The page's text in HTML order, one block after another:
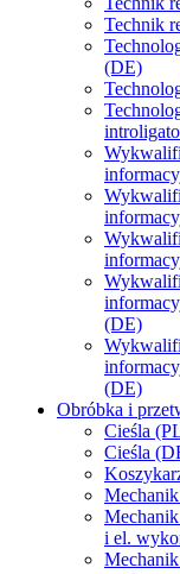
Technik
(DE)
(DE)
(DE)
Obróbka i
Cieśla
Cieśla
i el.